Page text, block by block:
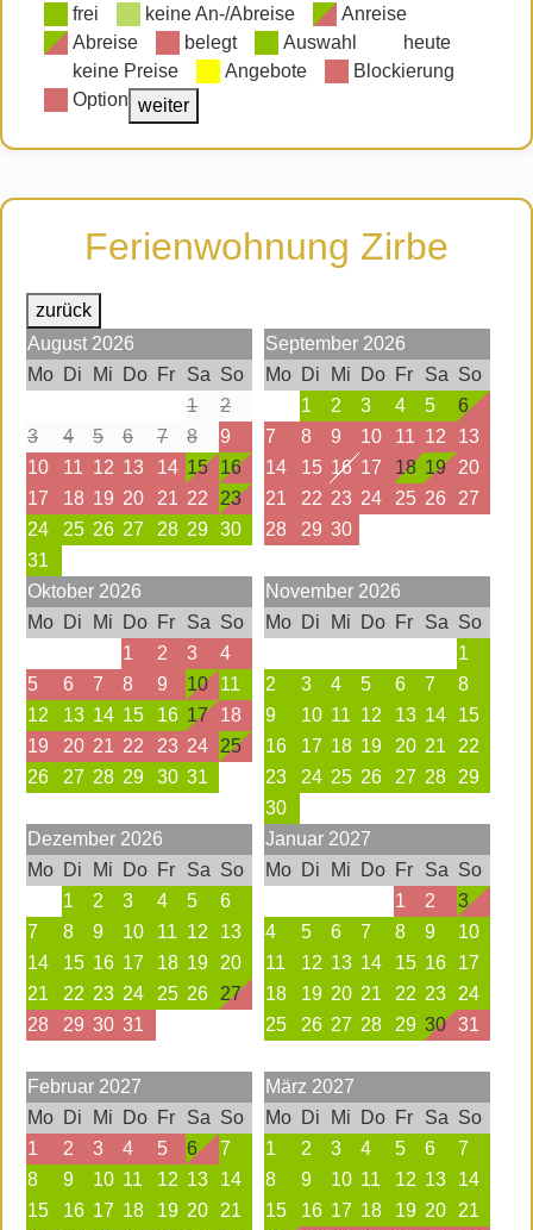
frei keine An-/Abreise
Anreise
Abreise
belegt Auswahl
heute
keine Preise
Angebote
Blockierung
Option weiter
Ferienwohnung Zirbe
zurück
August 2026
Mo Di Mi Do Fr Sa So
1
2
3
4 5 6 7 8
9
10
11 12 13 14 15
16
17
18 19 20 21 22
23
24
25 26 27 28 29 30
31
September 2026
Mo Di Mi Do Fr Sa So
1
2 3 4 5
6
7
8 9 10 11 12
13
14
15 16 17 18 19
20
21
22 23 24 25 26
27
28
29 30
Oktober 2026
Mo Di Mi Do Fr Sa So
1
2 3
4
5
6 7 8 9 10
11
12
13 14 15 16 17
18
19
20 21 22 23 24
25
26
27 28 29 30 31
November 2026
Mo Di Mi Do Fr Sa So
1
2
3 4 5 6 7
8
9
10 11 12 13 14
15
16
17 18 19 20 21
22
23
24 25 26 27 28
29
30
Dezember 2026
Mo Di Mi Do Fr Sa So
1
2 3 4 5
6
7
8 9 10 11 12
13
14
15 16 17 18 19
20
21
22 23 24 25 26
27
28
29 30 31
Januar 2027
Mo Di Mi Do Fr Sa So
1
2
3
4
5 6 7 8 9
10
11
12 13 14 15 16
17
18
19 20 21 22 23
24
25
26 27 28 29 30 31
Februar 2027
Mo Di Mi Do Fr Sa So
1
2 3 4 5 6
7
8
9 10 11 12 13
14
15
16 17 18 19 20
21
März 2027
Mo Di Mi Do Fr Sa So
1
2 3 4 5 6
7
8
9 10 11 12 13
14
15
16 17 18 19 20
21